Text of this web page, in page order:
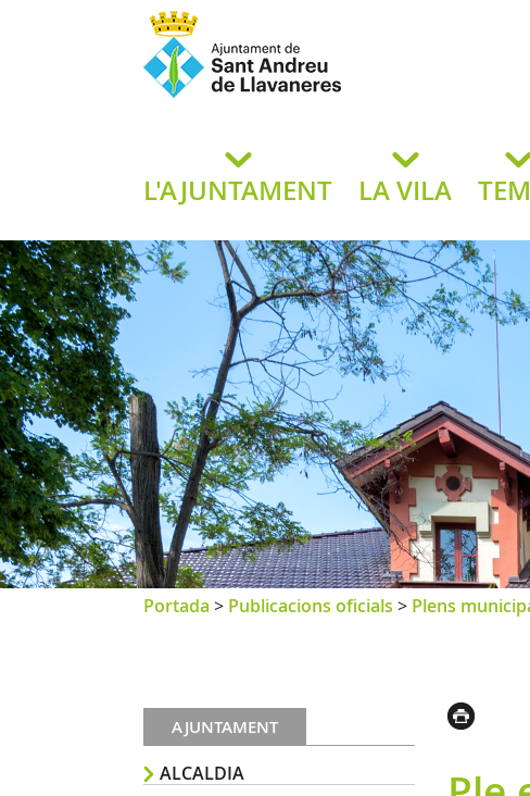
de
L'AJUNTAMENT LA VILA
Portada > Publicacions oficials > Plens
AJUNTAMENT
ALCALDIA